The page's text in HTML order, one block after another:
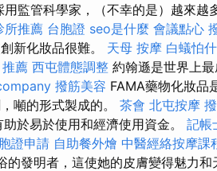
監管科學家，（不幸的是）越來越
所推薦 台胞證 seo是什麼 會議點心
新化妝品很難。 天母 按摩 白蟻怕
薦 西屯體態調整 約翰遜是世界上
撥筋美容 FAMA藥物化妝品
噸的形式製成的。 茶會 北屯按摩
於易於使用和經濟使用資金。 記帳
證申請 自助餐外燴 中醫經絡按摩課
發明者，這使她的皮膚變得魅力和